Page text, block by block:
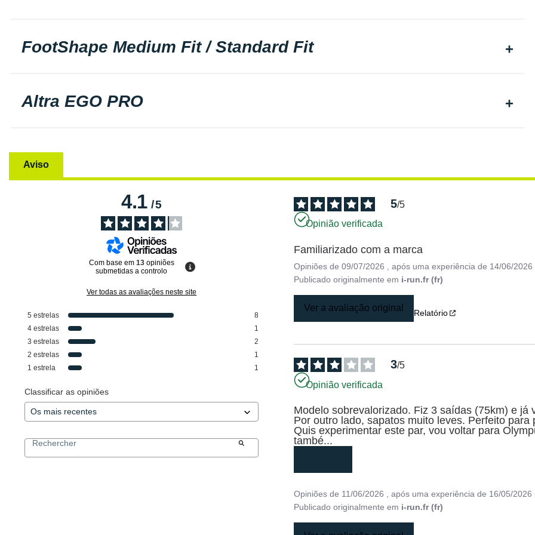
FootShape Medium Fit / Standard Fit
Altra EGO PRO
Aviso
4.1/5
Com base em 13 opiniões
submetidas a controlo
Ver todas as avaliações neste site
5 estrelas
8
4 estrelas
1
3 estrelas
2
2 estrelas
1
1 estrela 1
Classificar as opiniões
5/5
Opinião verificada
Familiarizado com a marca
Opiniões de09/07/2026 , após uma experiência de 14/06/2026
Publicado originalmente em i-run.fr (fr)
Ver a avaliação original Relatório
3/5
Opinião verificada
Modelo sobrevalorizado. Fiz 3 saídas (75km) e
Por outro lado, sapatos muito leves. Perfeito
Quis experimentar este par, vou voltar para
també...
Opiniões de 11/06/2026 , após uma experiência de 16/05/2026
Publicado originalmente em i-run.fr (fr)